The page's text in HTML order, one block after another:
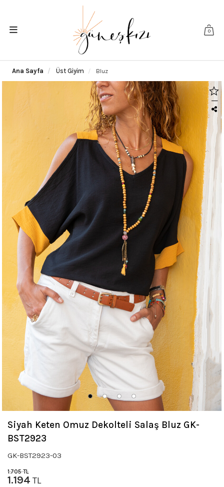
0
Ana Sayfa Üst Giyim Bluz
|
Siyah Keten Omuz Dekolteli Salaş Bluz GK-
BST2923
GK-BST2923-03
1.705TL
1.194 TL